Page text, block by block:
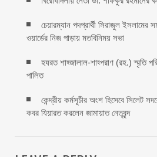
চেয়ারম্যান পদপ্রার্থী সিরাজুল ইসলামের
ওয়ার্ডের নিজ পাড়ায় মতবিনিময় সভা
হযরত শাহ্জালাল-শাহ্পরাণ (রহ.) স্মৃতি
পালিত ‎​
কেন্দ্রীয় কর্মসূচীর অংশ হিসেবে সিলেট
কবর যিয়ারত করলেন জামায়াত নেতৃবৃন্দ ‎